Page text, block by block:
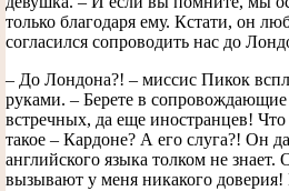
только благодаря ему. Кстати, он
согласился сопроводить нас до
– До Лондона?! – миссис Пикок
руками. – Берете в
встречных, да еще иностранцев! Что
такое – Кардоне? А его слуга?! Он
английского языка толком не знает.
вызывают у меня никакого